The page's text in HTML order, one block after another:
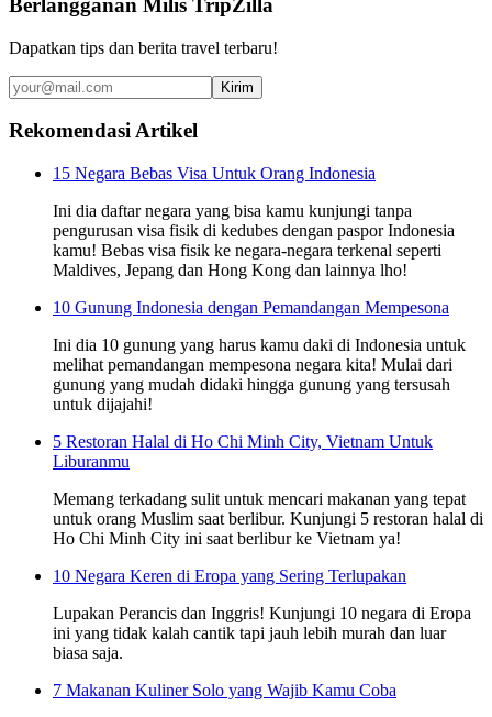
Berlangganan Milis TripZilla
Dapatkan tips dan berita travel terbaru!
Kirim
Rekomendasi Artikel
15 Negara Bebas Visa Untuk Orang Indonesia
Ini dia daftar negara yang bisa kamu kunjungi tanpa
pengurusan visa fisik di kedubes dengan paspor Indonesia
kamu! Bebas visa fisik ke negara-negara terkenal seperti
Maldives, Jepang dan Hong Kong dan lainnya lho!
10 Gunung Indonesia dengan Pemandangan Mempesona
Ini dia 10 gunung yang harus kamu daki di Indonesia untuk
melihat pemandangan mempesona negara kita! Mulai dari
gunung yang mudah didaki hingga gunung yang tersusah
untuk dijajahi!
5 Restoran Halal di Ho Chi Minh City, Vietnam Untuk
Liburanmu
Memang terkadang sulit untuk mencari makanan yang tepat
untuk orang Muslim saat berlibur. Kunjungi 5 restoran halal di
Ho Chi Minh City ini saat berlibur ke Vietnam ya!
10 Negara Keren di Eropa yang Sering Terlupakan
Lupakan Perancis dan Inggris! Kunjungi 10 negara di Eropa
ini yang tidak kalah cantik tapi jauh lebih murah dan luar
biasa saja.
7 Makanan Kuliner Solo yang Wajib Kamu Coba